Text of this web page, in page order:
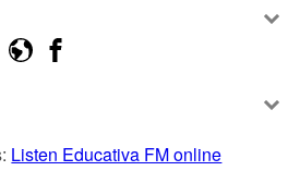
Listen Educativa FM online